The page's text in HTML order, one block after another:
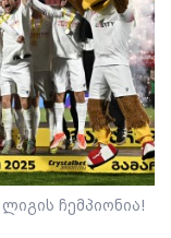
ჩემპიონია!